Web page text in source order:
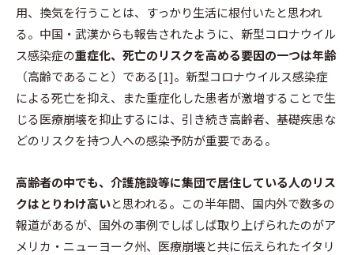
用、換気を行うことは、すっかり生活に根付いたと思われ
る。中国・武漢からも報告されたように、新型コロナウイル
ス感染症の重症化、死亡のリスクを高める要因の一つは年齢
（高齢であること）である[1]。新型コロナウイルス感染症
による死亡を抑え、また重症化した患者が激増することで生
じる医療崩壊を抑止するには、引き続き高齢者、基礎疾患な
どのリスクを持つ人への感染予防が重要である。
高齢者の中でも、介護施設等に集団で居住している人のリス
クはとりわけ高いと思われる。この半年間、国内外で数多の
報道があるが、国外の事例でしばしば取り上げられたのがア
メリカ・ニューヨーク州、医療崩壊と共に伝えられたイタリ